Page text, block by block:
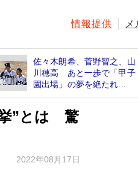
情報提供
佐々木朗希、菅野智之、山
川穂高 あと一歩で「甲子
園出場」の夢を絶たれ...
挙”とは 驚
2022年08月17日